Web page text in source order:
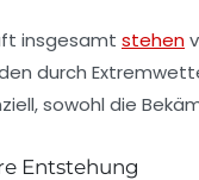
insgesamt stehen
durch
sowohl die
Entstehung